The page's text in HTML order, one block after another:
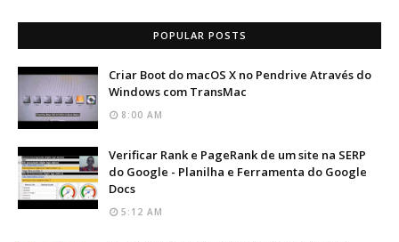
POPULAR POSTS
Criar Boot do macOS X no Pendrive Através do
Windows com TransMac
8:00 AM
Verificar Rank e PageRank de um site na SERP
do Google - Planilha e Ferramenta do Google
Docs
5:12 AM